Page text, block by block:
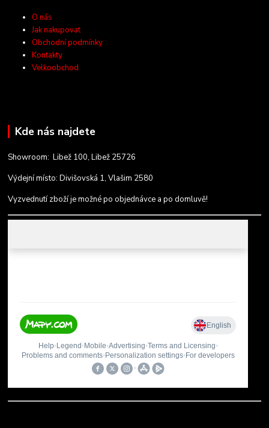
O nás
Jak nakupovat
Obchodní podmínky
Kontakty
Velkoobchod
Kde nás najdete
Showroom: Libež 100, Libež 25726
Výdejní místo: Divišovská 1, Vlašim 2580
Vyzvednutí zboží je možné po objednávce a po domluvě!